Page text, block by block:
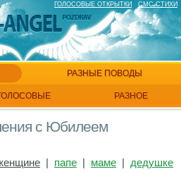
ГОЛОСОВЫЕ ОТКРЫТКИ СМС СТИХИ
РАЗНЫЕ ПОВОДЫ
РАЗНОЕ
с Юбилеем
| папе| маме| дедушке